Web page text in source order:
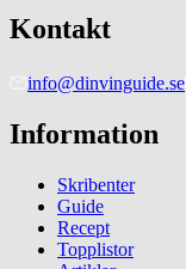
Kontakt
info@dinvinguide.se
Information
Skribenter
Guide
Recept
Topplistor